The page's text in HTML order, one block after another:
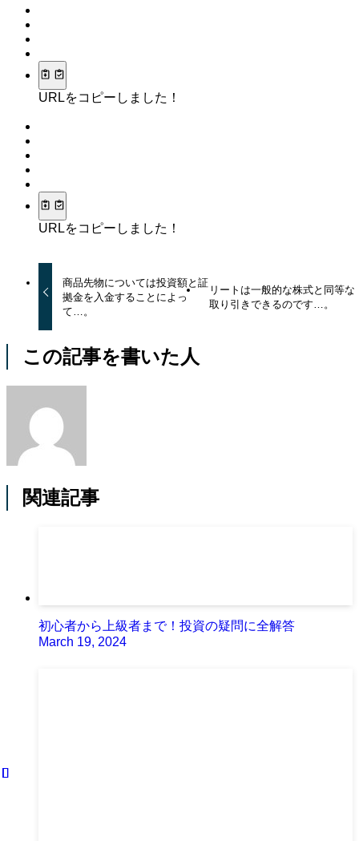
URLをコピーしました！
URLをコピーしました！
商品先物については投資額と証
拠金を入金することによっ
て…。
リートは一般的な株式と同等な
取り引きできるのです…。
この記事を書いた人
関連記事
初心者から上級者まで！投資の疑問に全解答
March 19, 2024